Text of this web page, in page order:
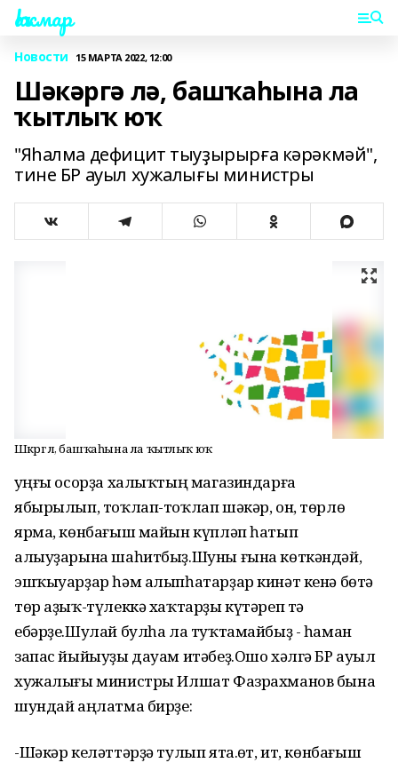
Һаҡмар
Новости 15 МАРТА 2022, 12:00
Шәкәргә лә, башҡаһына ла
ҡытлыҡ юҡ
"Яһалма дефицит тыуҙырырға кәрәкмәй",
тине БР ауыл хужалығы министры
Шәкәргә лә, башҡаһына ла ҡытлыҡ юҡ
Һуңғы осорҙа халыҡтың магазиндарға
ябырылып, тоҡлап-тоҡлап шәкәр, он, төрлө
ярма, көнбағыш майын күпләп һатып
алыуҙарына шаһитбыҙ.Шуны ғына көткәндәй,
эшҡыуарҙар һәм алыпһатарҙар кинәт кенә бөтә
төр аҙыҡ-түлеккә хаҡтарҙы күтәреп тә
ебәрҙе.Шулай булһа ла туҡтамайбыҙ - һаман
запас йыйыуҙы дауам итәбеҙ.Ошо хәлгә БР ауыл
хужалығы министры Илшат Фазрахманов бына
шундай аңлатма бирҙе:
-Шәкәр келәттәрҙә тулып ята.Һөт, ит, көнбағыш